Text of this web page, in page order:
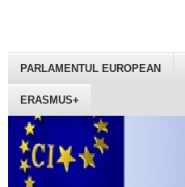
PARLAMENTUL EUROPEAN
ERASMUS+